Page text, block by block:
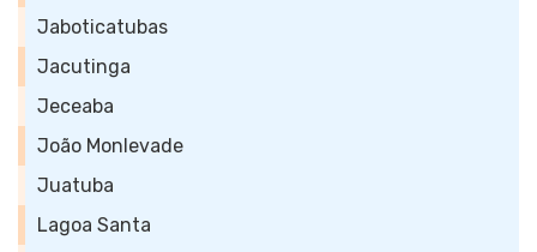
Jaboticatubas
Jacutinga
Jeceaba
João Monlevade
Juatuba
Lagoa Santa